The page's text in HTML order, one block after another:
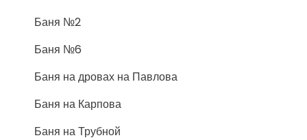
Баня №2
Баня №6
Баня на дровах на Павлова
Баня на Карпова
Баня на Трубной